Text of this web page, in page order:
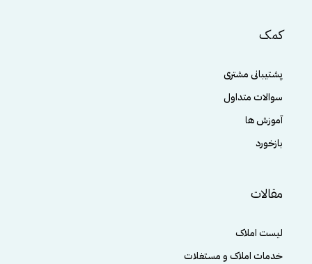
کمک
پشتیبانی مشتری
سوالات متداول
آموزش ها
بازخورد
مقالات
لیست املاک
خدمات املاک و مستغلات